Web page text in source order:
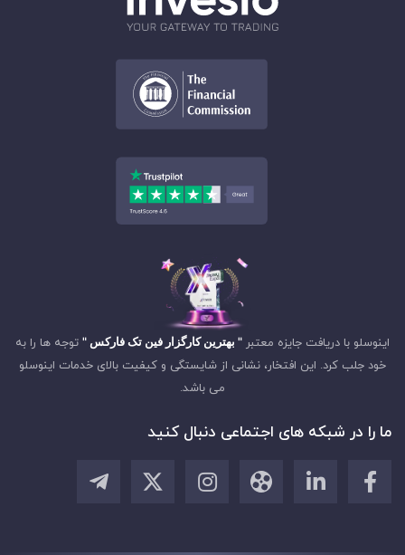
اینوسلو با دریافت جایزه معتبر " بهترین کارگزار فین تک فارکس " توجه ها را به
خود جلب کرد. این افتخار، نشانی از شایستگی و کیفیت بالای خدمات اینوسلو
می باشد.
ما را در شبکه های اجتماعی دنبال کنید